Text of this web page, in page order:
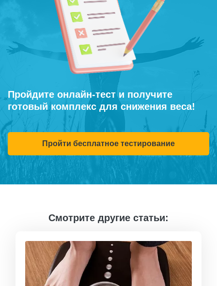
Пройдите онлайн-тест и получите
готовый комплекс для снижения веса!
Пройти бесплатное тестирование
Смотрите другие статьи: